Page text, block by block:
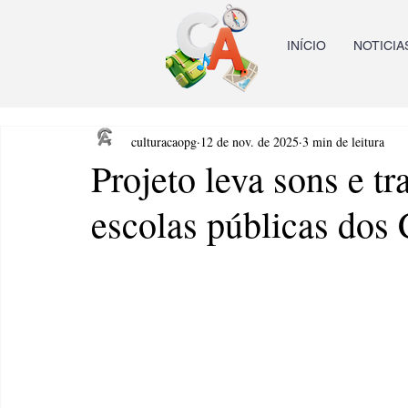
INÍCIO
Projeto leva sons e
escolas públicas dos
culturacaopg 12 de nov. de 2025 3 min de leitura